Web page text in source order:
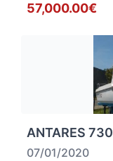
57,000.00€
ANTARES 730
07/01/2020